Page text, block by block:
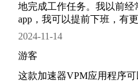
地完成工作任务。我以前经
app，我可以提前下班，有
2024-11-14
游客
这款加速器VPM应用程序